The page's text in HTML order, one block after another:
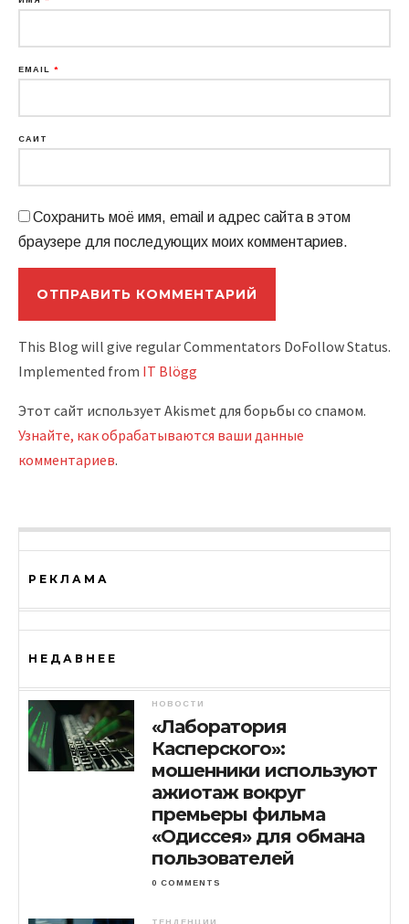
EMAIL *
САЙТ
Сохранить моё имя, email и адрес сайта в этом
браузере для последующих моих комментариев.
This Blog will give regular Commentators DoFollow Status.
Implemented from IT Blögg
Этот сайт использует Akismet для борьбы со спамом.
Узнайте, как обрабатываются ваши данные
комментариев.
РЕКЛАМА
НЕДАВНЕЕ
НОВОСТИ
«Лаборатория
Касперского»:
мошенники используют
ажиотаж вокруг
премьеры фильма
«Одиссея» для обмана
пользователей
0 COMMENTS